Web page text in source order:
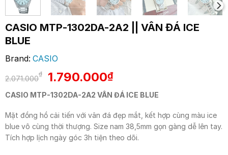
CASIO MTP-1302DA-2A2 || VÂN ĐÁ ICE
BLUE
Brand: CASIO
2.071.000₫
Giá
gốc
là:
2.071.000₫.
1.790.000₫Giá
hiện
tại
là:
1.790.000₫.
CASIO MTP-1302DA-2A2 VÂN ĐÁ ICE BLUE
Mặt đồng hồ cải tiến với vân đá đẹp mắt, kết hợp cùng màu ice
blue vô cùng thời thượng. Size nam 38,5mm gọn gàng dễ lên tay.
Tích hợp lịch ngày góc 3h tiện theo dõi.